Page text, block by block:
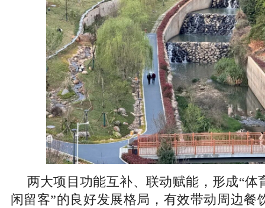
两大项目功能互补、联动赋能，形成“体
闲留客”的良好发展格局，有效带动周边餐